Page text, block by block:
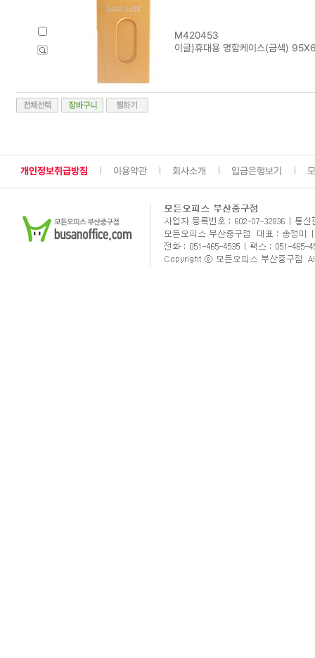
M420453
이글)휴대용 명함케이스(금색)
개인정보취급방침 이용약관 회사소개 입금은행보기